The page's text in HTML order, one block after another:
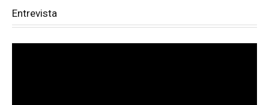
Entrevista